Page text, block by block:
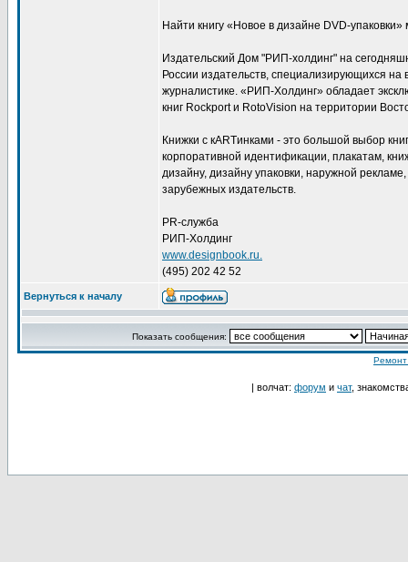
Найти книгу «Новое в дизайне DVD-
Издательский Дом "РИП-холдинг" на
России издательств, специализирующихся
журналистике. «РИП-Холдинг» обладает
книг Rockport и RotoVision на территории
Книжки с кARTинками - это большой выбор
корпоративной идентификации, плакатам,
дизайну, дизайну упаковки, наружной
зарубежных издательств.
PR-служба
РИП-Холдинг
www.designbook.ru.
(495) 202 42 52
Вернуться к началу
Показать сообщения:
Ремонт
| волчат: форум и чат,